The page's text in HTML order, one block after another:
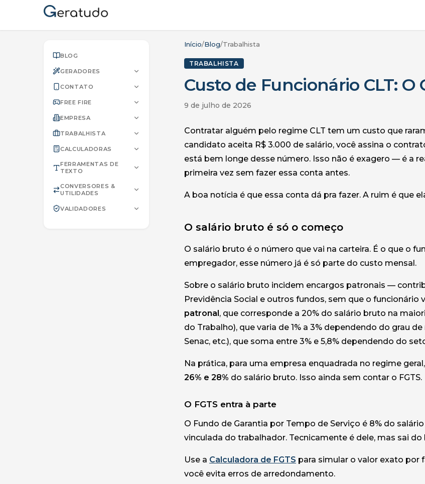
BLOG
GERADORES
CONTATO
FREE FIRE
EMPRESA
TRABALHISTA
CALCULADORAS
FERRAMENTAS DE
TEXTO
CONVERSORES &
UTILIDADES
VALIDADORES
Início/Blog/Trabalhista
TRABALHISTA
Custo de Funcionário CLT:
9 de julho de 2026
Contratar alguém pelo regime CLT tem um custo que
candidato aceita R$ 3.000 de salário, você assina o
está bem longe desse número. Isso não é exagero — é a
primeira vez sem fazer essa conta antes.
A boa notícia é que essa conta dá pra fazer. A ruim é que
O salário bruto é só o começo
O salário bruto é o número que vai na carteira. É o que o
empregador, esse número já é só parte do custo mensal.
Sobre o salário bruto incidem encargos patronais —
Previdência Social e outros fundos, sem que o funcionário
patronal, que corresponde a 20% do salário bruto na
do Trabalho), que varia de 1% a 3% dependendo do grau
Senac, etc.), que soma entre 3% e 5,8% dependendo do
Na prática, para uma empresa enquadrada no regime
26% e 28% do salário bruto. Isso ainda sem contar o FGTS.
O FGTS entra à parte
O Fundo de Garantia por Tempo de Serviço é 8% do
vinculada do trabalhador. Tecnicamente é dele, mas sai
Use a Calculadora de FGTS para simular o valor exato por
você evita erros de arredondamento.